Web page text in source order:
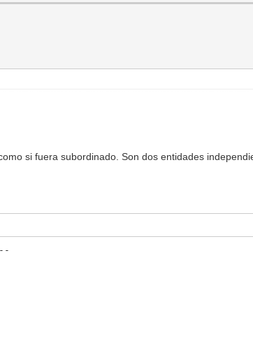
si fuera subordinado. Son dos entidades